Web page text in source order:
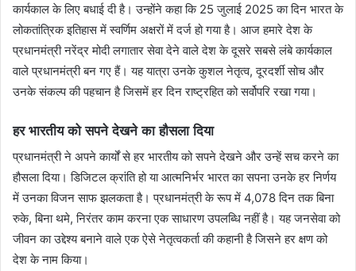
कार्यकाल के लिए बधाई दी है। उन्होंने कहा कि 25 जुलाई 2025 का दिन भारत के
लोकतांत्रिक इतिहास में स्वर्णिम अक्षरों में दर्ज हो गया है। आज हमारे देश के
प्रधानमंत्री नरेंद्र मोदी लगातार सेवा देने वाले देश के दूसरे सबसे लंबे कार्यकाल
वाले प्रधानमंत्री बन गए हैं। यह यात्रा उनके कुशल नेतृत्व, दूरदर्शी सोच और
उनके संकल्प की पहचान है जिसमें हर दिन राष्ट्रहित को सर्वोपरि रखा गया।
हर भारतीय को सपने देखने का हौसला दिया
प्रधानमंत्री ने अपने कार्यों से हर भारतीय को सपने देखने और उन्हें सच करने का
हौसला दिया। डिजिटल क्रांति हो या आत्मनिर्भर भारत का सपना उनके हर निर्णय
में उनका विजन साफ झलकता है। प्रधानमंत्री के रूप में 4,078 दिन तक बिना
रुके, बिना थमे, निरंतर काम करना एक साधारण उपलब्धि नहीं है। यह जनसेवा को
जीवन का उद्देश्य बनाने वाले एक ऐसे नेतृत्वकर्ता की कहानी है जिसने हर क्षण को
देश के नाम किया।